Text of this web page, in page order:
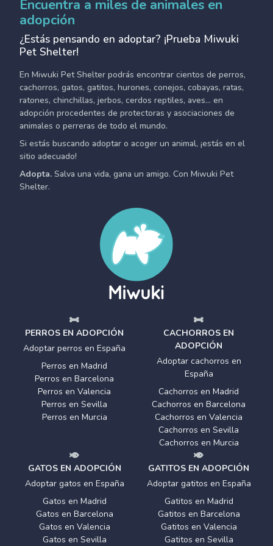
Encuentra a miles de animales en
adopción
¿Estás pensando en adoptar? ¡Prueba Miwuki
Pet Shelter!
En Miwuki Pet Shelter podrás encontrar cientos de perros,
cachorros, gatos, gatitos, hurones, conejos, cobayas, ratas,
ratones, chinchillas, jerbos, cerdos reptiles, aves... en
adopción procedentes de protectoras y asociaciones de
animales o perreras de todo el mundo.
Si estás buscando adoptar o acoger un animal, ¡estás en el
sitio adecuado!
Adopta. Salva una vida, gana un amigo. Con Miwuki Pet
Shelter.
PERROS EN ADOPCIÓN
Adoptar perros en España
Perros en Madrid
Perros en Barcelona
Perros en Valencia
Perros en Sevilla
Perros en Murcia
CACHORROS EN
ADOPCIÓN
Adoptar cachorros en
España
Cachorros en Madrid
Cachorros en Barcelona
Cachorros en Valencia
Cachorros en Sevilla
Cachorros en Murcia
GATOS EN ADOPCIÓN
Adoptar gatos en España
Gatos en Madrid
Gatos en Barcelona
Gatos en Valencia
Gatos en Sevilla
GATITOS EN ADOPCIÓN
Adoptar gatitos en España
Gatitos en Madrid
Gatitos en Barcelona
Gatitos en Valencia
Gatitos en Sevilla